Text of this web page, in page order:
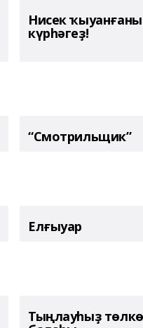
Нисек
күрһәгеҙ!
“Смотрильщик”
Елғыуар
Тыңлауһыҙ төлкө